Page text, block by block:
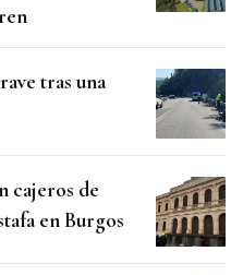
tras una
cajeros de
en Burgos